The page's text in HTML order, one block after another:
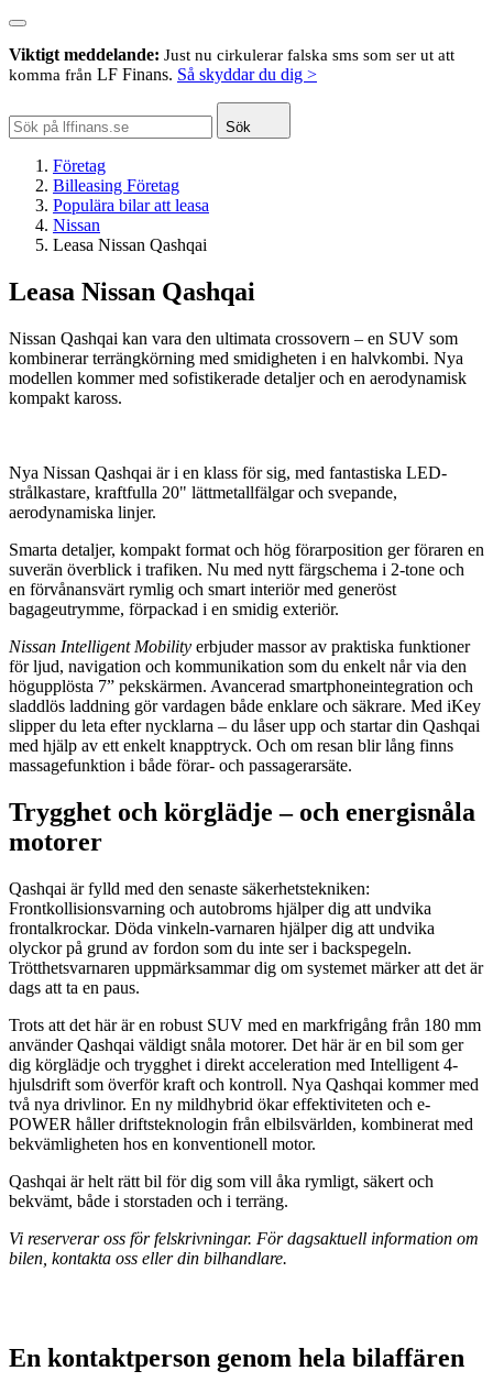
Viktigt meddelande: Just nu cirkulerar falska sms som ser ut att
komma från LF Finans. Så skyddar du dig >
Sök
Företag
Billeasing Företag
Populära bilar att leasa
Nissan
Leasa Nissan Qashqai
Leasa Nissan Qashqai
Nissan Qashqai kan vara den ultimata crossovern – en SUV som
kombinerar terrängkörning med smidigheten i en halvkombi. Nya
modellen kommer med sofistikerade detaljer och en aerodynamisk
kompakt kaross.
Nya Nissan Qashqai är i en klass för sig, med fantastiska LED-
strålkastare, kraftfulla 20" lättmetallfälgar och svepande,
aerodynamiska linjer.
Smarta detaljer, kompakt format och hög förarposition ger föraren en
suverän överblick i trafiken. Nu med nytt färgschema i 2-tone och
en förvånansvärt rymlig och smart interiör med generöst
bagageutrymme, förpackad i en smidig exteriör.
Nissan Intelligent Mobility erbjuder massor av praktiska funktioner
för ljud, navigation och kommunikation som du enkelt når via den
högupplösta 7” pekskärmen. Avancerad smartphoneintegration och
sladdlös laddning gör vardagen både enklare och säkrare. Med iKey
slipper du leta efter nycklarna – du låser upp och startar din Qashqai
med hjälp av ett enkelt knapptryck. Och om resan blir lång finns
massagefunktion i både förar- och passagerarsäte.
Trygghet och körglädje – och energisnåla
motorer
Qashqai är fylld med den senaste säkerhetstekniken:
Frontkollisionsvarning och autobroms hjälper dig att undvika
frontalkrockar. Döda vinkeln-varnaren hjälper dig att undvika
olyckor på grund av fordon som du inte ser i backspegeln.
Trötthetsvarnaren uppmärksammar dig om systemet märker att det är
dags att ta en paus.
Trots att det här är en robust SUV med en markfrigång från 180 mm
använder Qashqai väldigt snåla motorer. Det här är en bil som ger
dig körglädje och trygghet i direkt acceleration med Intelligent 4-
hjulsdrift som överför kraft och kontroll. Nya Qashqai kommer med
två nya drivlinor. En ny mildhybrid ökar effektiviteten och e-
POWER håller driftsteknologin från elbilsvärlden, kombinerat med
bekvämligheten hos en konventionell motor.
Qashqai är helt rätt bil för dig som vill åka rymligt, säkert och
bekvämt, både i storstaden och i terräng.
Vi reserverar oss för felskrivningar. För dagsaktuell information om
bilen, kontakta oss eller din bilhandlare.
En kontaktperson genom hela bilaffären